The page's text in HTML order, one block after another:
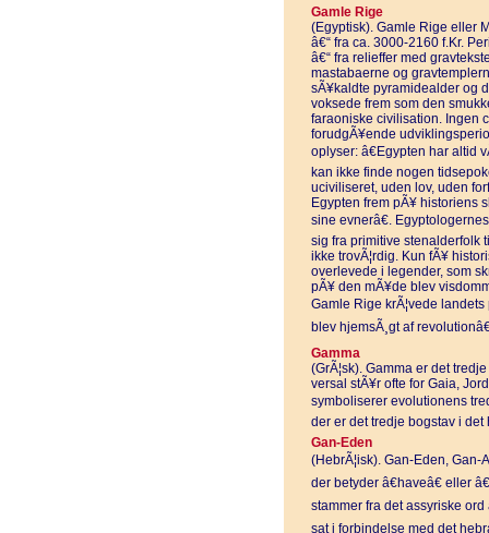
Gamle Rige
(Egyptisk). Gamle Rige eller
â€“ fra ca. 3000-2160 f.Kr.
â€“ fra relieffer med
mastabaerne og
sÃ¥kaldte pyramidealder og
voksede frem som den
faraoniske civilisation. Ingen
forudgÃ¥ende
oplyser: â€Egypten har altid
kan ikke finde nogen
uciviliseret, uden lov, uden
Egypten frem pÃ¥ historiens
sine evnerâ€.
sig fra primitive stenalderfolk
ikke trovÃ¦rdig. Kun fÃ¥
overlevede i legender, som
pÃ¥ den mÃ¥de blev
Gamle Rige krÃ¦vede
blev hjemsÃ¸gt af
Gamma
(GrÃ¦sk). Gamma er det
versal stÃ¥r ofte for Gaia,
symboliserer evolutionens
der er det tredje bogstav i
Gan-Eden
(HebrÃ¦isk). Gan-Eden, Gan-
der betyder â€haveâ€ eller
stammer fra det assyriske ord
sat i forbindelse med det